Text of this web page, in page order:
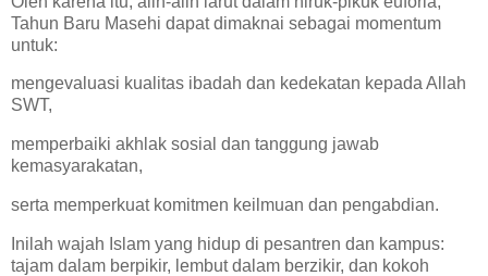
Tahun Baru Masehi dapat dimaknai sebagai momentum
untuk:
mengevaluasi kualitas ibadah dan kedekatan kepada Allah
SWT,
memperbaiki akhlak sosial dan tanggung jawab
kemasyarakatan,
serta memperkuat komitmen keilmuan dan pengabdian.
Inilah wajah Islam yang hidup di pesantren dan kampus:
tajam dalam berpikir, lembut dalam berzikir, dan kokoh